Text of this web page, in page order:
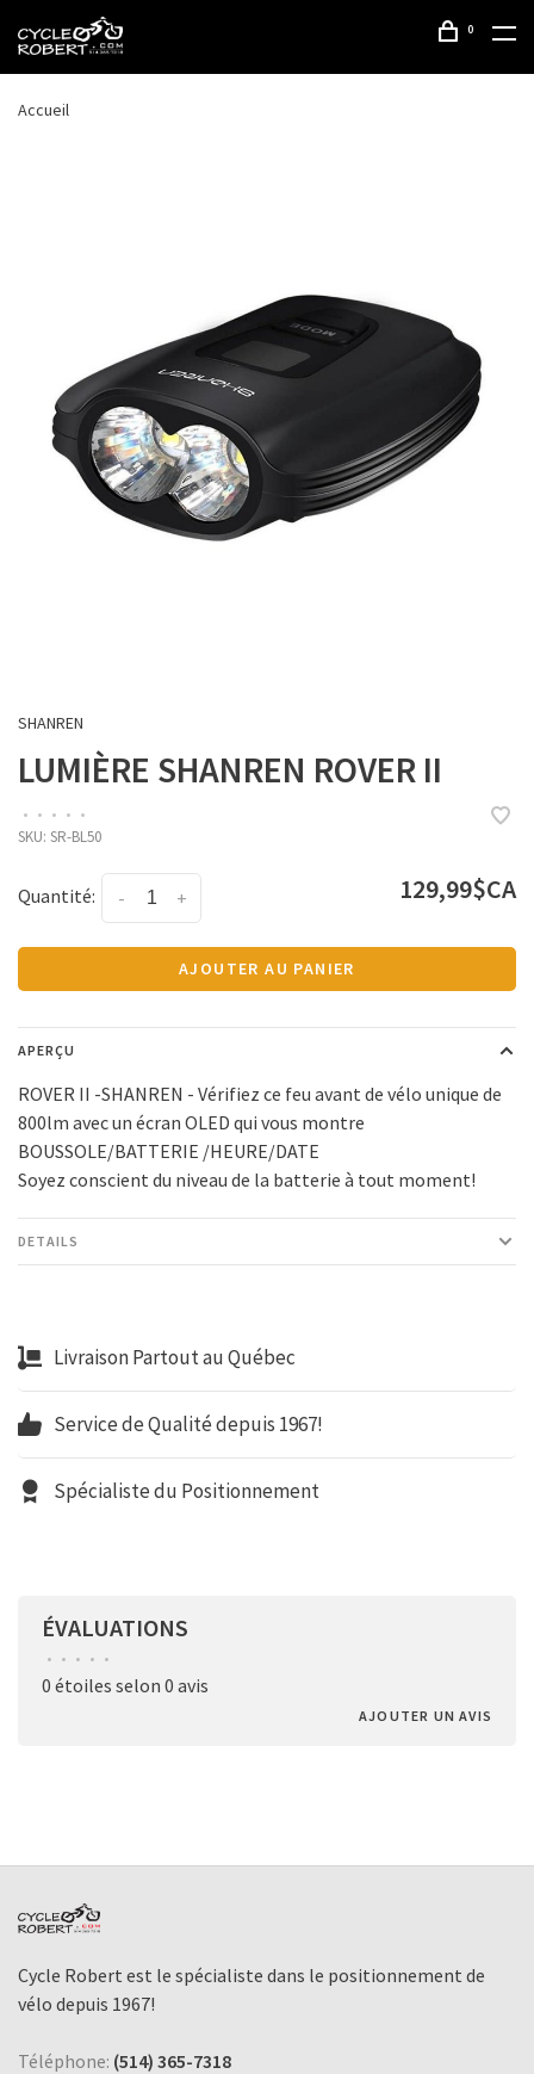
0
Accueil
SHANREN
LUMIÈRE SHANREN ROVER II
• • • • •
SKU: SR-BL50
Quantité: +
- 129,99$CA
AJOUTER AU PANIER
APERÇU
ROVER II -SHANREN - Vérifiez ce feu avant de vélo unique de
800lm avec un écran OLED qui vous montre
BOUSSOLE/BATTERIE /HEURE/DATE
Soyez conscient du niveau de la batterie à tout moment!
DETAILS
Livraison Partout au Québec
Service de Qualité depuis 1967!
Spécialiste du Positionnement
ÉVALUATIONS
• • • • •
0 étoiles selon 0 avis
AJOUTER UN AVIS
Cycle Robert est le spécialiste dans le positionnement de
vélo depuis 1967!
Téléphone: (514) 365-7318